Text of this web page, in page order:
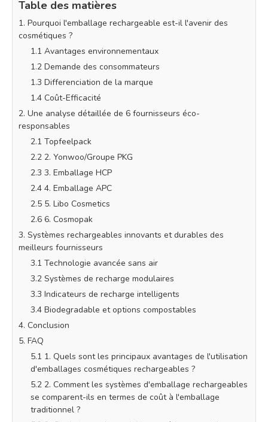
Table des matières
1. Pourquoi l'emballage rechargeable est-il l'avenir des
cosmétiques ?
1.1 Avantages environnementaux
1.2 Demande des consommateurs
1.3 Differenciation de la marque
1.4 Coût-Efficacité
2. Une analyse détaillée de 6 fournisseurs éco-
responsables
2.1 Topfeelpack
2.2 2. Yonwoo/Groupe PKG
2.3 3. Emballage HCP
2.4 4. Emballage APC
2.5 5. Libo Cosmetics
2.6 6. Cosmopak
3. Systèmes rechargeables innovants et durables des
meilleurs fournisseurs
3.1 Technologie avancée sans air
3.2 Systèmes de recharge modulaires
3.3 Indicateurs de recharge intelligents
3.4 Biodegradable et options compostables
4. Conclusion
5. FAQ
5.1 1. Quels sont les principaux avantages de l'utilisation
d'emballages cosmétiques rechargeables ?
5.2 2. Comment les systèmes d'emballage rechargeables
se comparent-ils en termes de coût à l'emballage
traditionnel ?